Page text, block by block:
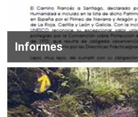
Informes